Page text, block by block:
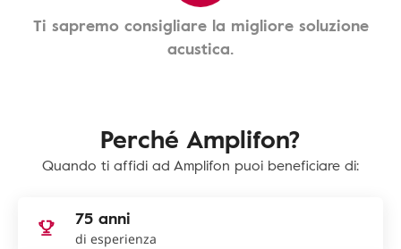
Ti sapremo consigliare la migliore soluzione
acustica.
Perché Amplifon?
Quando ti affidi ad Amplifon puoi beneficiare di:
75 anni
di esperienza